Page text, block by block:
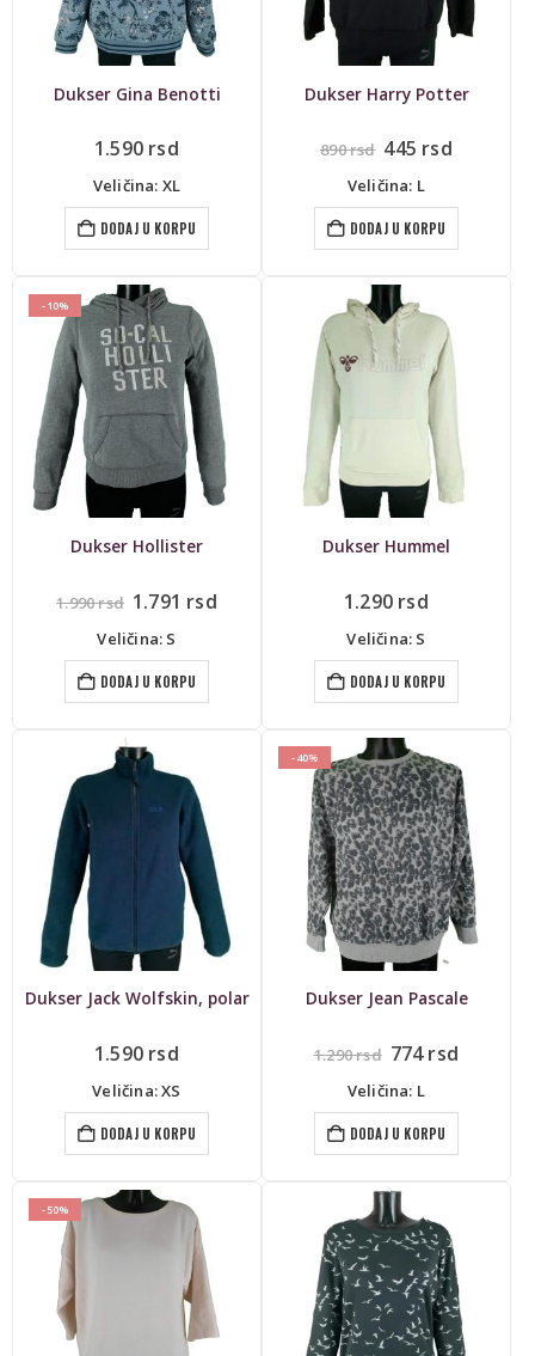
Dukser Gina Benotti
1.590 rsd
Veličina: XL
DODAJ U KORPU
Dukser Harry Potter
890rsd Originalna
je
bila:
890 rsd.
445 rsd
445 rsd.
Veličina: L
DODAJ U KORPU
-10%
Dukser Hollister
1.990rsd Originalna
je
bila:
1.990 rsd.
1.791 rsdTrenutna
Veličina: S
DODAJ U KORPU
Dukser Hummel
1.290 rsd
Veličina: S
DODAJ U KORPU
Dukser Jack Wolfskin, polar
1.590 rsd
Veličina: XS
DODAJ U KORPU
-40%
Dukser Jean Pascale
1.290rsd Originalna
je
bila:
1.290 rsd.
774rsd
774 rsd.
Veličina: L
DODAJ U KORPU
-50%